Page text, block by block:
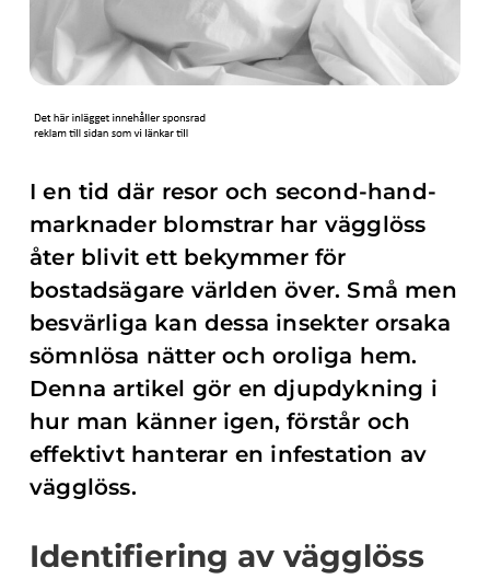
I en tid där resor och second-hand-
marknader blomstrar har vägglöss
åter blivit ett bekymmer för
bostadsägare världen över. Små men
besvärliga kan dessa insekter orsaka
sömnlösa nätter och oroliga hem.
Denna artikel gör en djupdykning i
hur man känner igen, förstår och
effektivt hanterar en infestation av
vägglöss.
Identifiering av vägglöss